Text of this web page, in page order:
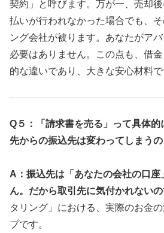
契約」と呼びます。万が一、売却
払いが行われなかった場合でも、
ング会社が被ります。あなたがア
必要はありません。この点も、借
的な違いであり、大きな安心材料で
Q５：「請求書を売る」って具体的
先からの振込先は変わってしまうの
A：振込先は「あなたの会社の口座
ん。だから取引先に気付かれないの
タリング」における、実際のお金
プです。